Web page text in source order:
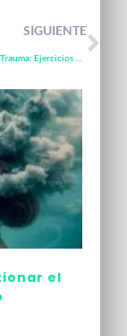
SIGUIENTE
el